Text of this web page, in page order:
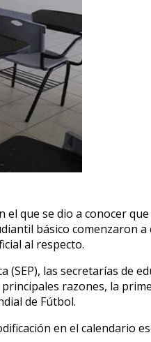
el que se dio a conocer
básico
al respecto.
las secretarías de
razones, la
de Fútbol.
en el calendario